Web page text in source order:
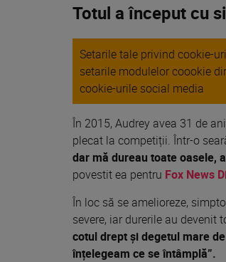
Totul a început cu
Setarile tale privind cookie-
setarile modulelor coookie
cookie-urile social media
În 2015, Audrey avea 31 de
plecat la competiții. Într-o
dar mă dureau toate oasele,
povestit ea pentru Fox News
În loc să se amelioreze,
severe, iar durerile au devenit
cotul drept și degetul mare
înțelegeam ce se întâmplă”.